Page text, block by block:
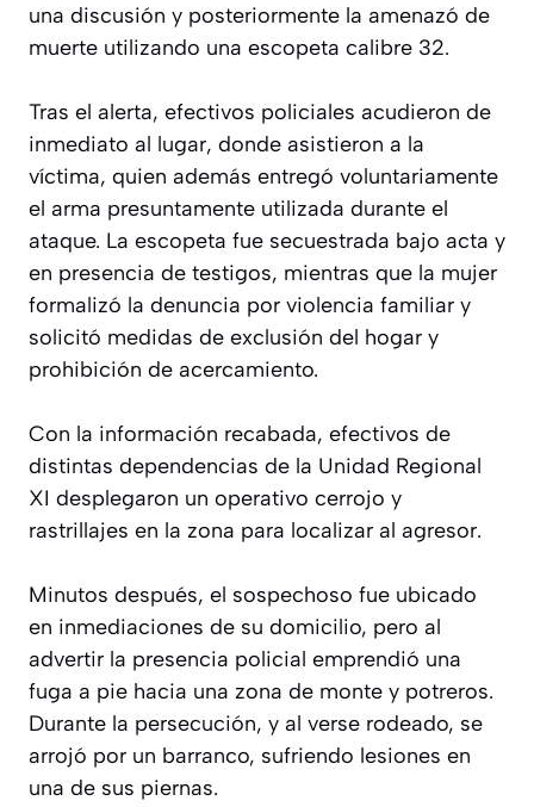
una discusión y posteriormente la amenazó de
muerte utilizando una escopeta calibre 32.
Tras el alerta, efectivos policiales acudieron de
inmediato al lugar, donde asistieron a la
víctima, quien además entregó voluntariamente
el arma presuntamente utilizada durante el
ataque. La escopeta fue secuestrada bajo acta y
en presencia de testigos, mientras que la mujer
formalizó la denuncia por violencia familiar y
solicitó medidas de exclusión del hogar y
prohibición de acercamiento.
Con la información recabada, efectivos de
distintas dependencias de la Unidad Regional
XI desplegaron un operativo cerrojo y
rastrillajes en la zona para localizar al agresor.
Minutos después, el sospechoso fue ubicado
en inmediaciones de su domicilio, pero al
advertir la presencia policial emprendió una
fuga a pie hacia una zona de monte y potreros.
Durante la persecución, y al verse rodeado, se
arrojó por un barranco, sufriendo lesiones en
una de sus piernas.